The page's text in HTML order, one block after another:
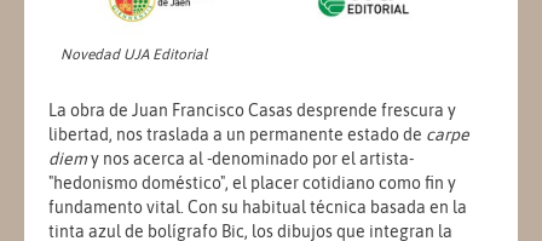
Novedad UJA Editorial
La obra de Juan Francisco Casas desprende frescura y
libertad, nos traslada a un permanente estado de carpe
diemy nos acerca al -denominado por el artista-
"hedonismo doméstico", el placer cotidiano como fin y
fundamento vital. Con su habitual técnica basada en la
tinta azul de bolígrafo Bic, los dibujos que integran la